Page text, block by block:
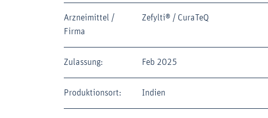
Arzneimittel /
Firma
Zefylti® / CuraTeQ
Zulassung: Feb 2025
Produktionsort: Indien